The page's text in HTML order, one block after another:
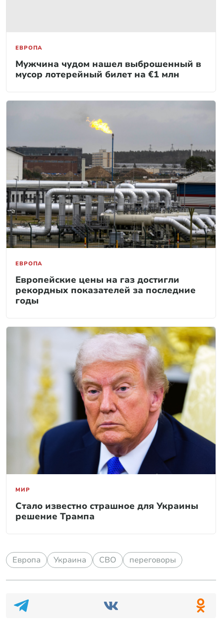
ЕВРОПА
Мужчина чудом нашел выброшенный в
мусор лотерейный билет на €1 млн
ЕВРОПА
Европейские цены на газ достигли
рекордных показателей за последние
годы
МИР
Стало известно страшное для Украины
решение Трампа
Европа Украина СВО переговоры